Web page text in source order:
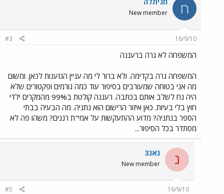
ח New member
16/9/10
#3
המשפחה לא גרה ברעננה
המשפחה גרה בקדימה. ולא ברור לי מה עניין הגזענות לכאן. ומשום
מה אני בטוחה שמעורבים בסיפור עוד כמה גורמים ופקטורים שלא
היה נח לשלב אותם בכתבה. רעננה קולטת ב99% מהמקרים ילדי
חוץ בלי בעיות. כאן איזור הרישום הוא נתניה. מה הבעיה בבתי
הספר בנתניה? מדוע ההתעקשות על אמי"ת רננים? משהו פה לא
מסתדר בכל הסיפור...
נ נאנ3
New member
16/9/10
#5